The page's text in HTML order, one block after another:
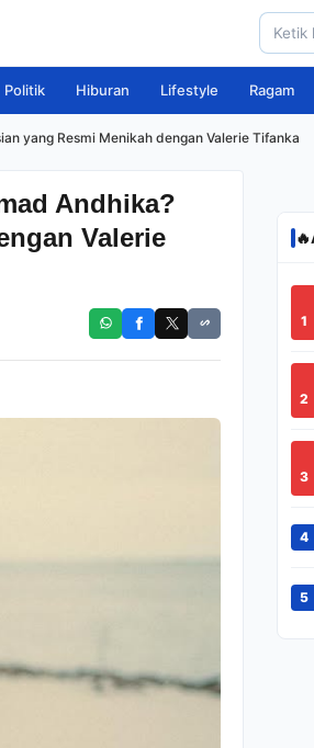
Politik Hiburan Lifestyle Ragam
yang Resmi Menikah dengan Valerie Tifanka
Andhika?
Valerie
🔥
1
2
3
4
5